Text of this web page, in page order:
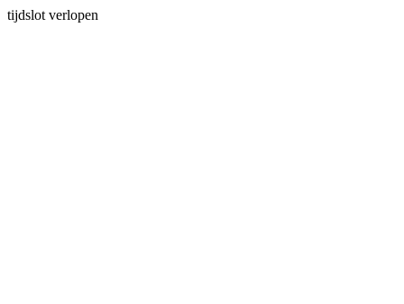
tijdslot verlopen